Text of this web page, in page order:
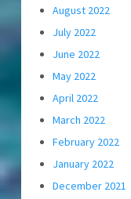
August 2022
July 2022
June 2022
May 2022
April 2022
March 2022
February 2022
January 2022
December 2021